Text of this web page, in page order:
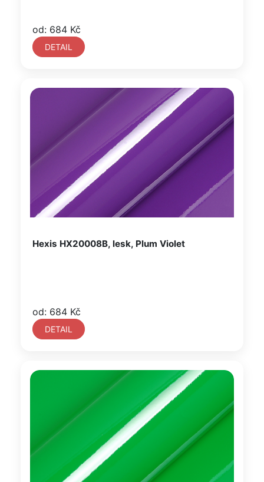
od: 684 Kč
DETAIL
Hexis HX20008B, lesk, Plum Violet
od: 684 Kč
DETAIL